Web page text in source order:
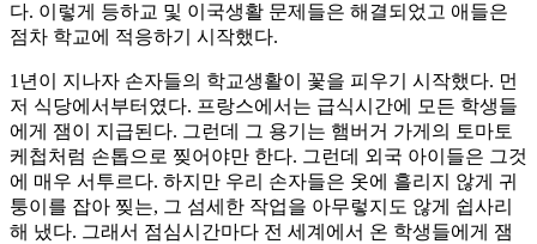
다. 이렇게 등하교 및 이국생활 문제들은 해결되었고 애들은
점차 학교에 적응하기 시작했다.
1년이 지나자 손자들의 학교생활이 꽃을 피우기 시작했다. 먼
저 식당에서부터였다. 프랑스에서는 급식시간에 모든 학생들
에게 잼이 지급된다. 그런데 그 용기는 햄버거 가게의 토마토
케첩처럼 손톱으로 찢어야만 한다. 그런데 외국 아이들은 그것
에 매우 서투르다. 하지만 우리 손자들은 옷에 흘리지 않게 귀
퉁이를 잡아 찢는, 그 섬세한 작업을 아무렇지도 않게 쉽사리
해 냈다. 그래서 점심시간마다 전 세계에서 온 학생들에게 잼